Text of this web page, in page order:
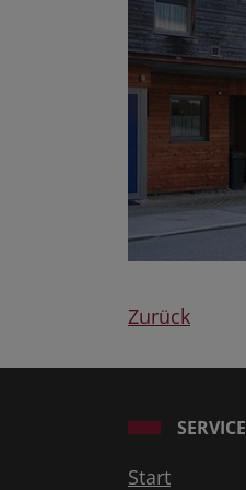
Zurück
SERVICE
Start